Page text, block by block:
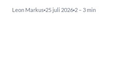
Leon Markus 25 juli 2026 2 – 3 min